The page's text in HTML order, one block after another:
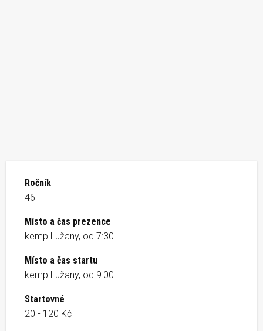
Ročník
46
Místo a čas prezence
kemp Lužany, od 7:30
Místo a čas startu
kemp Lužany, od 9:00
Startovné
20 - 120 Kč